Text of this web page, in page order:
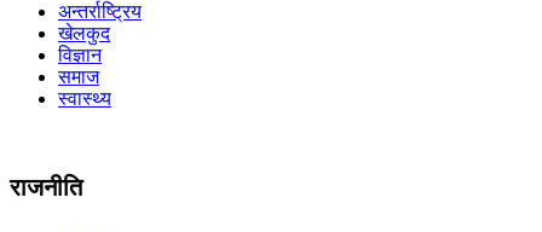
अन्तर्राष्ट्रिय
खेलकुद
विज्ञान
समाज
स्वास्थ्य
राजनीति